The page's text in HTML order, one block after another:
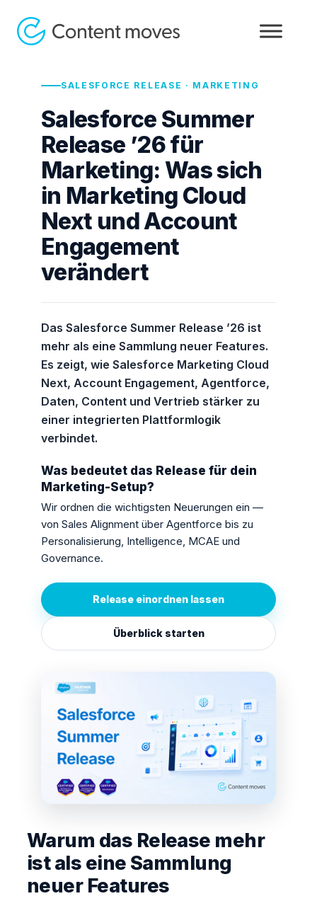
SALESFORCE RELEASE · MARKETING
Salesforce Summer
Release ’26 für
Marketing: Was sich
in Marketing Cloud
Next und Account
Engagement
verändert
Das Salesforce Summer Release ’26 ist
mehr als eine Sammlung neuer Features.
Es zeigt, wie Salesforce Marketing Cloud
Next, Account Engagement, Agentforce,
Daten, Content und Vertrieb stärker zu
einer integrierten Plattformlogik
verbindet.
Was bedeutet das Release für dein
Marketing-Setup?
Wir ordnen die wichtigsten Neuerungen ein —
von Sales Alignment über Agentforce bis zu
Personalisierung, Intelligence, MCAE und
Governance.
Release einordnen lassen
Überblick starten
Warum das Release mehr
ist als eine Sammlung
neuer Features